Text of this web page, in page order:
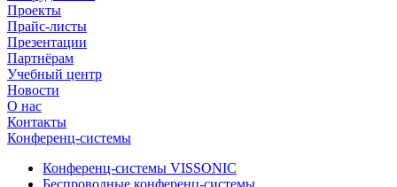
Проекты
Прайс-листы
Презентации
Партнёрам
Учебный центр
Новости
О нас
Контакты
Конференц-системы
Конференц-системы VISSONIC
Беспроводные конференц-системы